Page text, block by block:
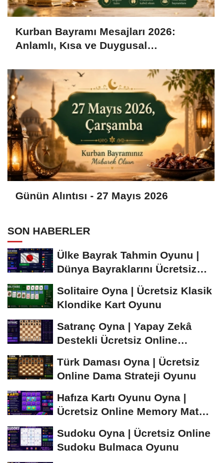
Kurban Bayramı Mesajları 2026:
Anlamlı, Kısa ve Duygusal
Günün Alıntısı - 27 Mayıs 2026
SON HABERLER
Ülke Bayrak Tahmin Oyunu |
Dünya Bayraklarını Ücretsiz
Solitaire Oyna | Ücretsiz Klasik
Klondike Kart Oyunu
Satranç Oyna | Yapay Zekâ
Destekli Ücretsiz Online
Türk Daması Oyna | Ücretsiz
Online Dama Strateji Oyunu
Hafıza Kartı Oyunu Oyna |
Ücretsiz Online Memory Match
Sudoku Oyna | Ücretsiz Online
Sudoku Bulmaca Oyunu